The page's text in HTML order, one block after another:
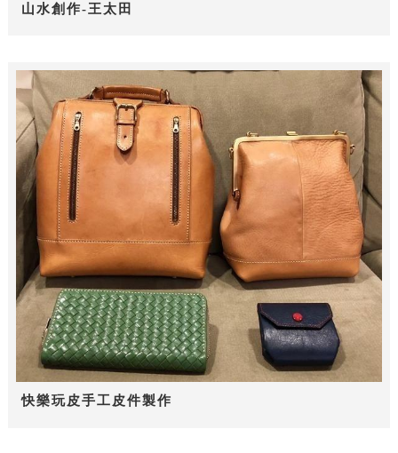
山水創作-王太田
快樂玩皮手工皮件製作